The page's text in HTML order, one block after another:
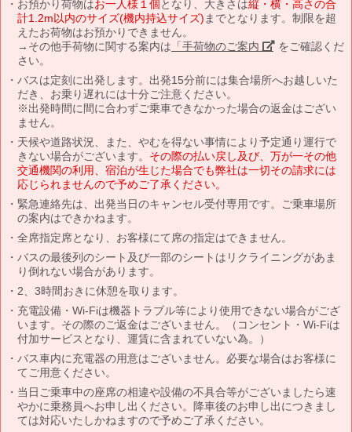
お預かり荷物はお一人様１個となり、大きさは縦・横・高さの合
計1.2m以内のサイズ(機内持込サイズ) までとなります。制限を超
えたお荷物はお預かりできません。
→その他手荷物に関する案内は 「手荷物のご案内」 をご確認くだ
さい。
バスは定刻に出発します。出発15分前には集合場所へお越しいた
だき、お乗り遅れには十分ご注意ください。
※出発時間に間に合わずご乗車できなかった場合の返金はござい
ません。
天候や道路状況、また、やむを得ない事情により予定通り運行で
きない場合がございます。 その際の払い戻し及び、万が一その他
交通機関の利用、宿泊が生じた場合でも弊社は一切その請求には
応じられませんので予めご了承ください。
緊急連絡先は、出発当日のキャンセル受付専用です。ご乗車場所
の案内はできかねます。
全席指定席となり、お客様にて席の指定はできません。
バスの最後列のシート及び一部のシートはリクライニングがあま
り倒れない場合があります。
2、3時間おきに休憩を取ります。
充電設備・Wi-Fiは機器トラブル等により使用できない場合がござ
います。その際のご返金はございません。（コンセント・Wi-Fiは
付加サービスとなり、運賃に含まれていない為。）
バス車内に充電器の用意はございません。必要な場合はお客様に
てご用意ください。
当日ご乗車中の座席の相違や設備の不具合等がございましたら速
やかに乗務員へお申し出ください。降車後のお申し出につきまし
ては対応いたしかねますので予めご了承ください。